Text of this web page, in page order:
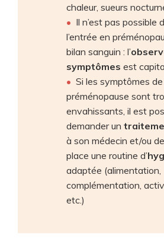
chaleur, sueurs
Il n’est pas possible
l’entrée en
bilan sanguin : l’
symptômes est
Si les symptômes de
préménopause sont
envahissants, il est
demander un
à son médecin et/ou
place une routine d’
adaptée (alimentation,
complémentation,
etc.)